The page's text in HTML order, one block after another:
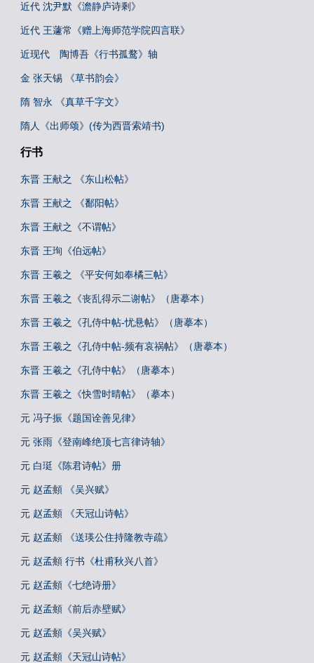
近代 沈尹默《澹静庐诗剩》
近代 王蘧常《赠上海师范学院四言联》
近现代 陶博吾《行书孤鹜》轴
金 张天锡 《草书韵会》
隋 智永 《真草千字文》
隋人《出师颂》(传为西晋索靖书)
行书
东晋 王献之 《东山松帖》
东晋 王献之 《鄱阳帖》
东晋 王献之《不谓帖》
东晋 王珣《伯远帖》
东晋 王羲之 《平安何如奉橘三帖》
东晋 王羲之《丧乱得示二谢帖》（唐摹本）
东晋 王羲之《孔侍中帖-忧悬帖》（唐摹本）
东晋 王羲之《孔侍中帖-频有哀祸帖》（唐摹本）
东晋 王羲之《孔侍中帖》（唐摹本）
东晋 王羲之《快雪时晴帖》（摹本）
元 冯子振《题国诠善见律》
元 张雨《登南峰绝顶七言律诗轴》
元 白珽《陈君诗帖》册
元 赵孟頫 《吴兴赋》
元 赵孟頫 《天冠山诗帖》
元 赵孟頫 《送瑛公住持隆教寺疏》
元 赵孟頫 行书《杜甫秋兴八首》
元 赵孟頫《七绝诗册》
元 赵孟頫《前后赤壁赋》
元 赵孟頫《吴兴赋》
元 赵孟頫《天冠山诗帖》